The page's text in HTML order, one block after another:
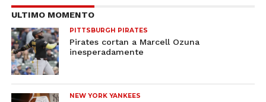
ULTIMO MOMENTO
PITTSBURGH PIRATES
Pirates cortan a Marcell Ozuna
inesperadamente
NEW YORK YANKEES